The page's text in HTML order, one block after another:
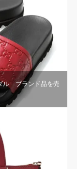
ル ブランド品を売